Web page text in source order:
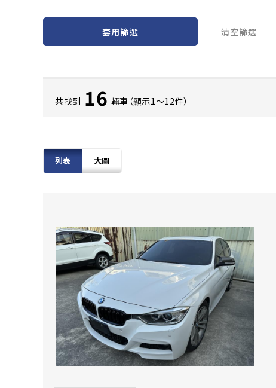
套用篩選 清空篩選
共找到 16 輛車（顯示1〜12件）
列表 大圖